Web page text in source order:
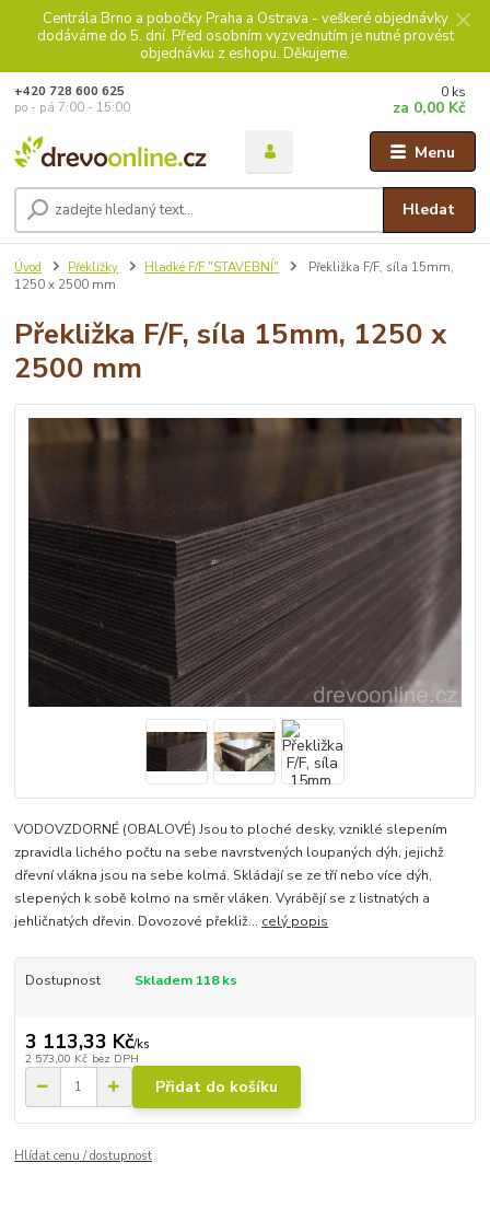
Centrála Brno a pobočky Praha a Ostrava - veškeré objednávky
dodáváme do 5. dní. Před osobním vyzvednutím je nutné provést
objednávku z eshopu. Děkujeme.
Menu
Hledat
+420 728 600 625
po - pá 7:00 - 15:00
0 ks
za 0,00 Kč
Úvod Překližky Hladké F/F "STAVEBNÍ"
Překližka F/F, síla 15mm,
1250 x 2500 mm
Překližka F/F, síla 15mm, 1250 x
2500 mm
VODOVZDORNÉ (OBALOVÉ) Jsou to ploché desky, vzniklé slepením
zpravidla lichého počtu na sebe navrstvených loupaných dýh, jejichž
dřevní vlákna jsou na sebe kolmá. Skládají se ze tří nebo více dýh,
slepených k sobě kolmo na směr vláken. Vyrábějí se z listnatých a
jehličnatých dřevin. Dovozové překliž... celý popis
Dostupnost Skladem 118 ks
3 113,33 Kč/ks
2 573,00 Kč bez DPH
Přidat do košíku
Hlídat cenu / dostupnost